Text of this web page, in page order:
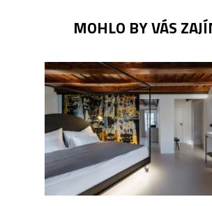
MOHLO BY VÁS